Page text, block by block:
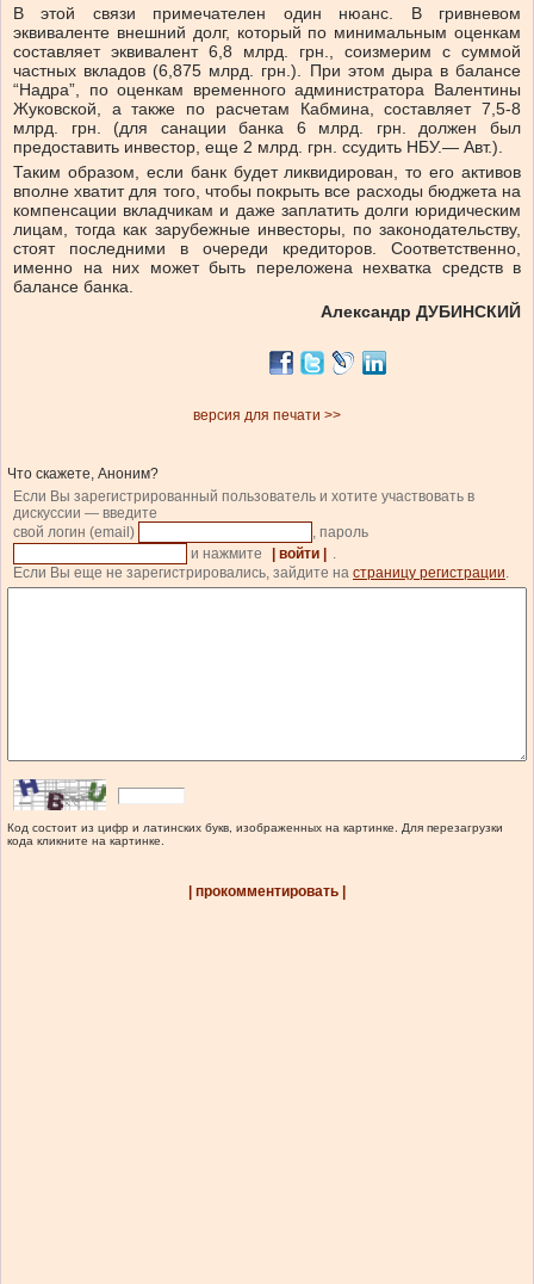
В этой связи примечателен один нюанс. В гривневом
эквиваленте внешний долг, который по минимальным оценкам
составляет эквивалент 6,8 млрд. грн., соизмерим с суммой
частных вкладов (6,875 млрд. грн.). При этом дыра в балансе
“Надра”, по оценкам временного администратора Валентины
Жуковской, а также по расчетам Кабмина, составляет 7,5-8
млрд. грн. (для санации банка 6 млрд. грн. должен был
предоставить инвестор, еще 2 млрд. грн. ссудить НБУ.— Авт.).
Таким образом, если банк будет ликвидирован, то его активов
вполне хватит для того, чтобы покрыть все расходы бюджета на
компенсации вкладчикам и даже заплатить долги юридическим
лицам, тогда как зарубежные инвесторы, по законодательству,
стоят последними в очереди кредиторов. Соответственно,
именно на них может быть переложена нехватка средств в
балансе банка.
Александр ДУБИНСКИЙ
версия для печати >>
Что скажете, Аноним?
Если Вы зарегистрированный пользователь и хотите участвовать в
дискуссии — введите
свой логин (email)
, пароль
и нажмите
| войти |
.
Если Вы еще не зарегистрировались, зайдите на страницу регистрации.
Код состоит из цифр и латинских букв, изображенных на картинке. Для перезагрузки
кода кликните на картинке.
| прокомментировать |